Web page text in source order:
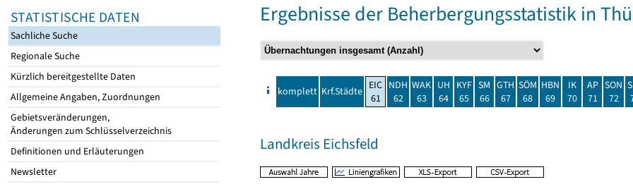
STATISTISCHE DATEN
Sachliche Suche
Regionale Suche
Kürzlich bereitgestellte Daten
Allgemeine Angaben, Zuordnungen
Gebietsveränderungen,
Änderungen zum Schlüsselverzeichnis
Definitionen und Erläuterungen
Newsletter
Ergebnisse der Beherbergungsstatistik in
komplett Krf.Städte EIC
61
NDH
62
WAK
63
UH
64
KYF
65
SM
66
GTH
67
SÖM
68
HBN
69
IK
70
AP
71
SON
72
Landkreis Eichsfeld